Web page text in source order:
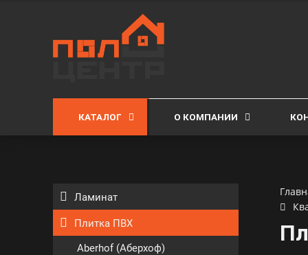
КАТАЛОГ О КОМПАНИИ
Ламинат
Плитка ПВХ
Aberhof (Аберхоф)